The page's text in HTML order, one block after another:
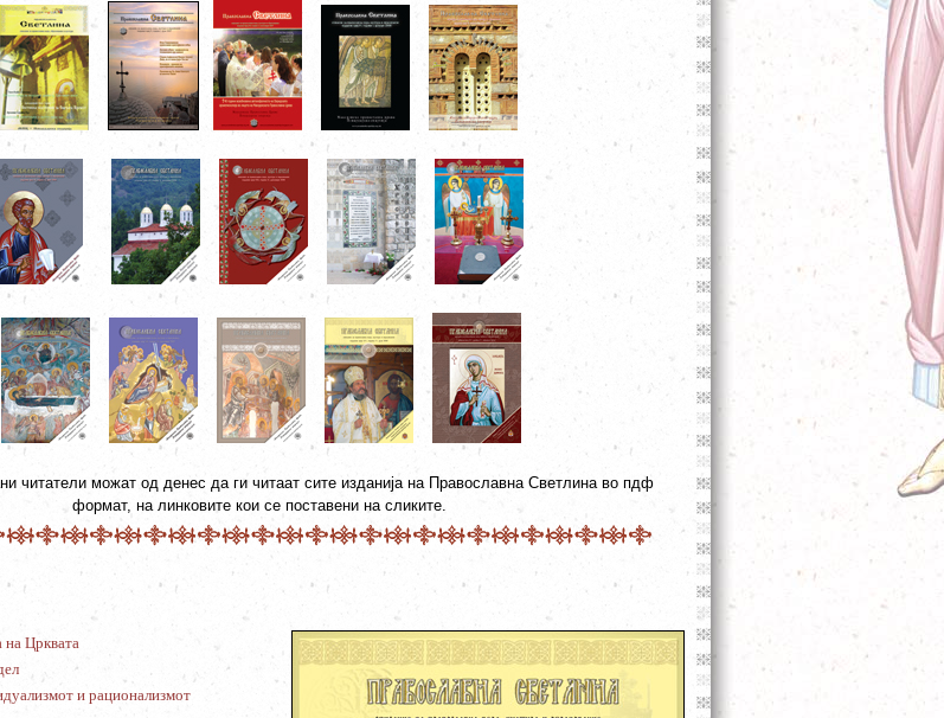
читатели можат од денес да ги читаат сите изданија на Православна Светлина во пдф
формат, на линковите кои се поставени на сликите.
на Црквата
и рационализмот